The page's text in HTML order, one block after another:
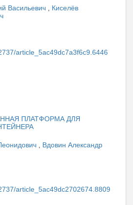
Васильевич
Киселёв
article_5ac49dc7a3f6c9.6446
ПЛАТФОРМА ДЛЯ
Вдовин Александр
article_5ac49dc2702674.8809